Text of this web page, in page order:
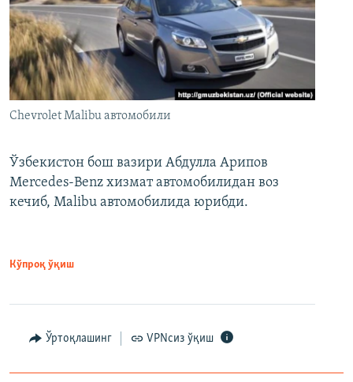
Chevrolet Malibu автомобили
Ўзбекистон бош вазири Абдулла Арипов
Mercedes-Benz хизмат автомобилидан воз
кечиб, Malibu автомобилида юрибди.
Кўпроқ ўқиш
Ўртоқлашинг VPNсиз ўқиш